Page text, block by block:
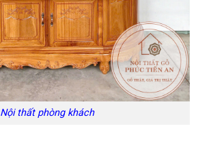
Nội thất phòng khách